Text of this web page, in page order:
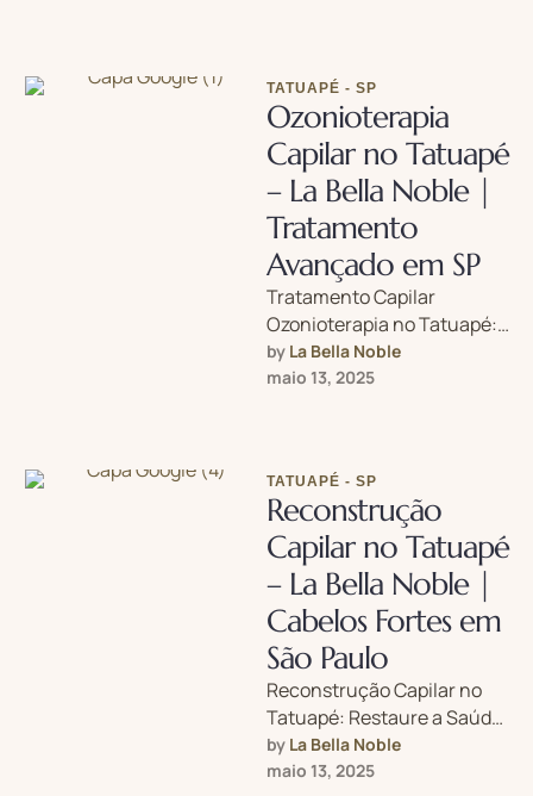
TATUAPÉ - SP
Ozonioterapia
Capilar no Tatuapé
– La Bella Noble |
Tratamento
Avançado em SP
Tratamento Capilar
Ozonioterapia no Tatuapé:
Tecnologia e Saúde para
seus Fios no La Bella Noble
by La Bella Noble
maio 13, 2025
TATUAPÉ - SP
Reconstrução
Capilar no Tatuapé
– La Bella Noble |
Cabelos Fortes em
São Paulo
Reconstrução Capilar no
Tatuapé: Restaure a Saúde
dos Seus Fios no La Bella
Noble Cabelos quebradiços,
by La Bella Noble
maio 13, 2025